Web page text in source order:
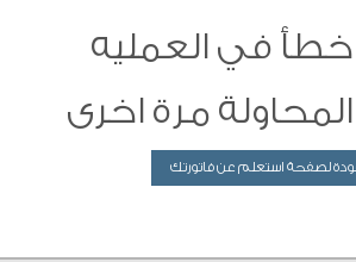
في العمليه
مرة اخرى
لصفحة استعلم عن فاتورتك